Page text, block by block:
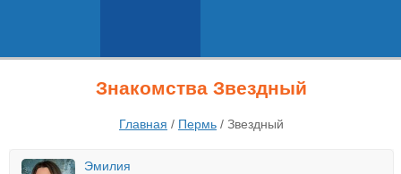
Знакомства Звездный
Главная / Пермь / Звездный
Эмилия